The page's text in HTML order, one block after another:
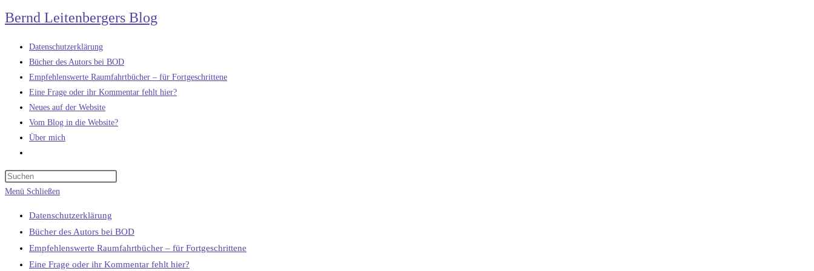
Zum
Inhalt
springen
Bernd Leitenbergers Blog
Datenschutzerklärung
Bücher des Autors bei BOD
Empfehlenswerte Raumfahrtbücher – für Fortgeschrittene
Eine Frage oder ihr Kommentar fehlt hier?
Neues auf der Website
Vom Blog in die Website?
Über mich
umschalten
Menü Schließen
Datenschutzerklärung
Bücher des Autors bei BOD
Empfehlenswerte Raumfahrtbücher – für Fortgeschrittene
Eine Frage oder ihr Kommentar fehlt hier?